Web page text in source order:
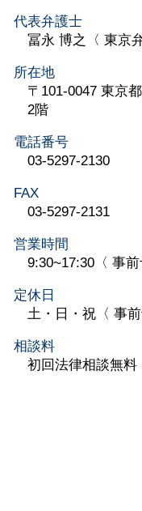
代表弁護士
冨永 博之〈 東京
所在地
〒101-0047 東京
2階
電話番号
03-5297-2130
FAX
03-5297-2131
営業時間
9:30~17:30〈 事
定休日
土・日・祝〈 事
相談料
初回法律相談無料